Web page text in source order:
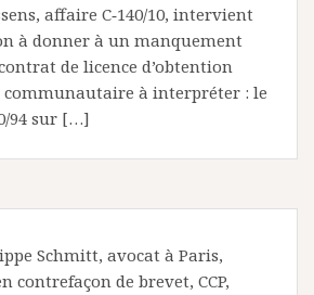
affaire C‑140/10, intervient
à donner à un manquement
de licence d’obtention
communautaire à interpréter : le
94 sur […]
Schmitt, avocat à Paris,
contrefaçon de brevet, CCP,